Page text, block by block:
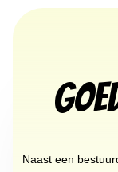
Naast een